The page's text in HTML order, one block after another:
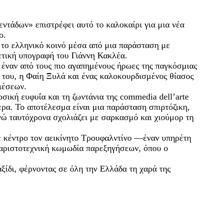
επιστρέφει αυτό το καλοκαίρι για μια νέα
ελληνικό κοινό μέσα από μια παράσταση με
υπογραφή του Γιάννη Κακλέα.
από τους πιο αγαπημένους ήρωες της παγκόσμιας
η Φαίη Ξυλά και ένας καλοκουρδισμένος θίασος
ευφυΐα και τη ζωντάνια της commedia dell’arte
Το αποτέλεσμα είναι μια παράσταση σπιρτόζικη,
ταυτόχρονα σχολιάζει με σαρκασμό και χιούμορ τη
τον αεικίνητο Τρουφαλντίνο —έναν υπηρέτη
κωμωδία παρεξηγήσεων, όπου ο
φέρνοντας σε όλη την Ελλάδα τη χαρά της